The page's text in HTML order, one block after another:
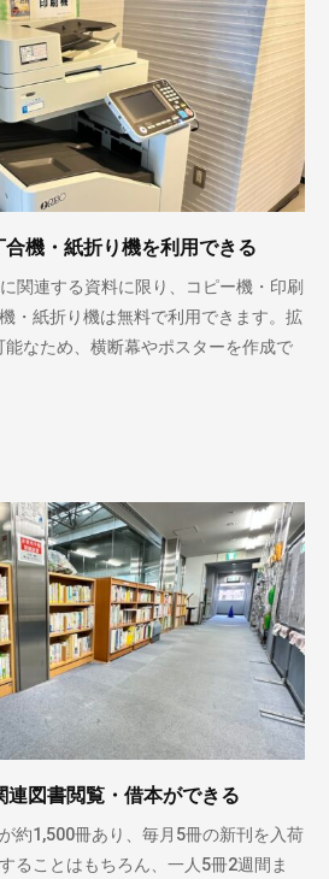
機・紙折り機を利用できる
関連する資料に限り、コピー機・印刷
・紙折り機は無料で利用できます。拡
なため、横断幕やポスターを作成で
連図書閲覧・借本ができる
約1,500冊あり、毎月5冊の新刊を入荷
ることはもちろん、一人5冊2週間ま